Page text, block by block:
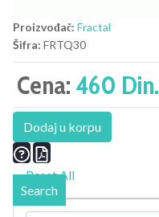
Proizvođač: Fractal
Šifra: FRTQ30
Cena:460 Din.
Dodaj u korpu
Reset All
Search